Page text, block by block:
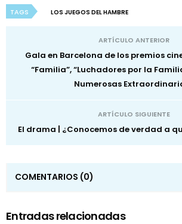
TAGS LOS JUEGOS DEL HAMBRE
ARTÍCULO ANTERIOR
Gala en Barcelona de los premios
“Familia”, “Luchadores por la
Numerosas
ARTÍCULO SIGUIENTE
El drama | ¿Conocemos de verdad a
COMENTARIOS (0)
Entradas relacionadas